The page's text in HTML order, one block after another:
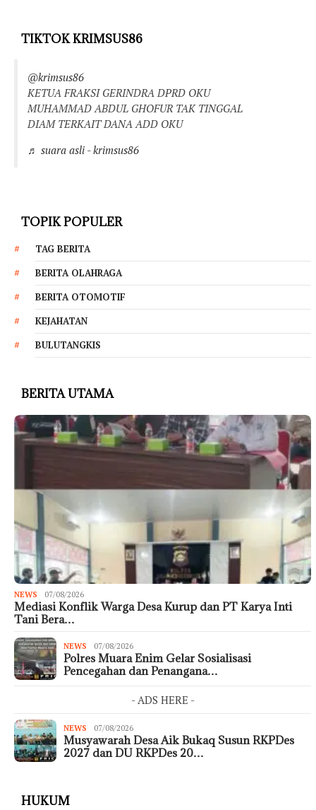
TIKTOK KRIMSUS86
@krimsus86
KETUA FRAKSI GERINDRA DPRD OKU
MUHAMMAD ABDUL GHOFUR TAK TINGGAL
DIAM TERKAIT DANA ADD OKU
♬ suara asli - krimsus86
TOPIK POPULER
TAG BERITA
BERITA OLAHRAGA
BERITA OTOMOTIF
KEJAHATAN
BULUTANGKIS
BERITA UTAMA
NEWS 07/08/2026
Mediasi Konflik Warga Desa Kurup dan PT Karya Inti
Tani Bera…
NEWS 07/08/2026
Polres Muara Enim Gelar Sosialisasi
Pencegahan dan Penangana…
- ADS HERE -
NEWS 07/08/2026
Musyawarah Desa Aik Bukaq Susun RKPDes
2027 dan DU RKPDes 20…
HUKUM